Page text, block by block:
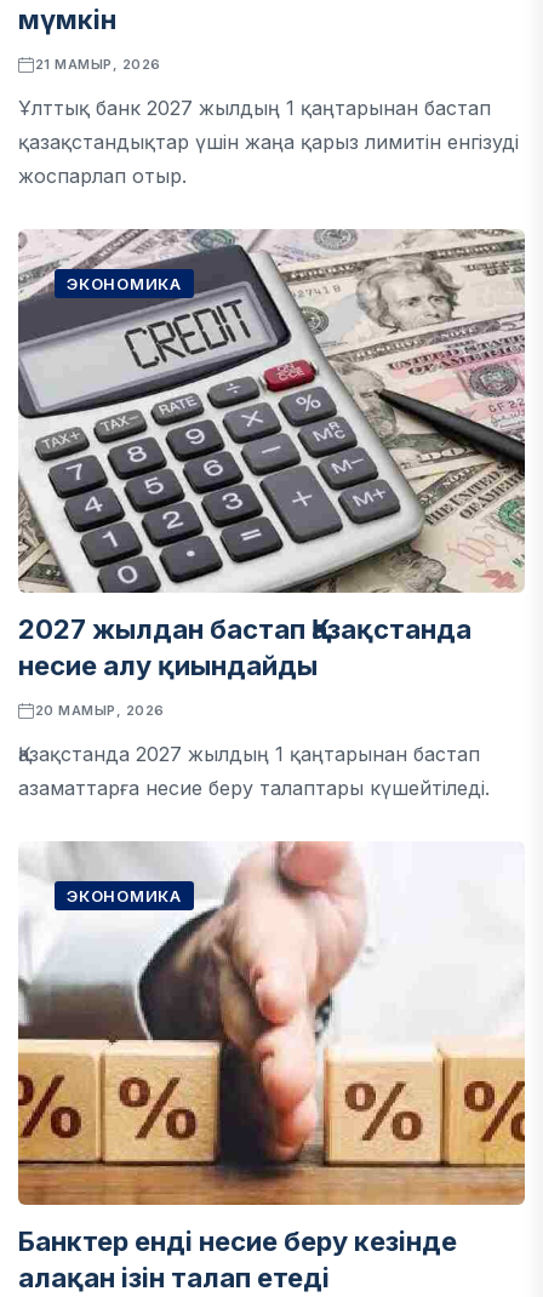
мүмкін
21 МАМЫР, 2026
Ұлттық банк 2027 жылдың 1 қаңтарынан бастап
қазақстандықтар үшін жаңа қарыз лимитін енгізуді
жоспарлап отыр.
ЭКОНОМИКА
2027 жылдан бастап Қазақстанда
несие алу қиындайды
20 МАМЫР, 2026
Қазақстанда 2027 жылдың 1 қаңтарынан бастап
азаматтарға несие беру талаптары күшейтіледі.
ЭКОНОМИКА
Банктер енді несие беру кезінде
алақан ізін талап етеді